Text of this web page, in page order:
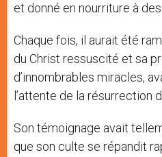
et donné en nourriture à
Chaque fois, il aurait été
du Christ ressuscité et sa
d’innombrables miracles,
l’attente de la résurrection
Son témoignage avait
que son culte se répandit